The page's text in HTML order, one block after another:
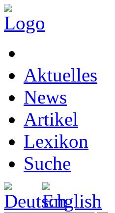
Aktuelles
News
Artikel
Lexikon
Suche